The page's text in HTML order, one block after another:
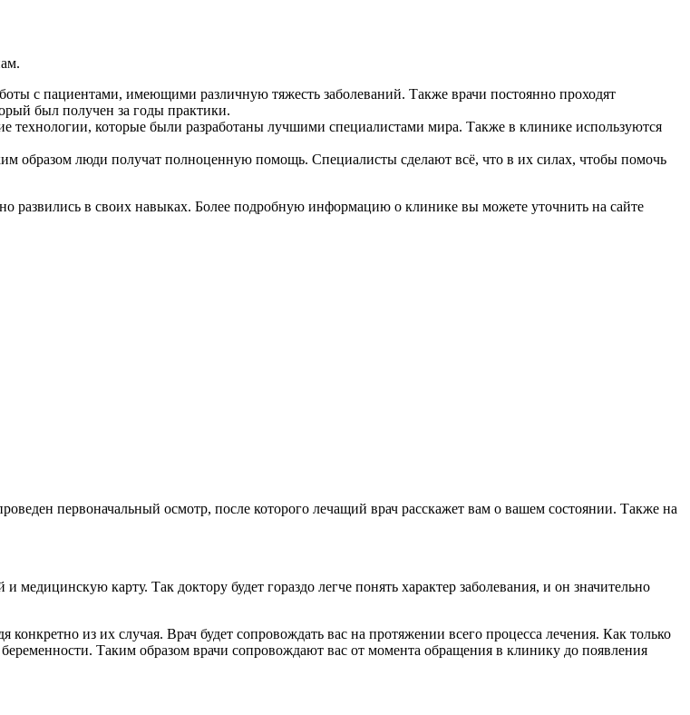
с пациентами, имеющими различную тяжесть заболеваний. Также врачи постоянно проходят
был получен за годы практики.
которые были разработаны лучшими специалистами мира. Также в клинике используются
образом люди получат полноценную помощь. Специалисты сделают всё, что в их силах, чтобы помочь
развились в своих навыках. Более подробную информацию о клинике вы можете уточнить на сайте
первоначальный осмотр, после которого лечащий врач расскажет вам о вашем состоянии. Также на
карту. Так доктору будет гораздо легче понять характер заболевания, и он значительно
из их случая. Врач будет сопровождать вас на протяжении всего процесса лечения. Как только
Таким образом врачи сопровождают вас от момента обращения в клинику до появления